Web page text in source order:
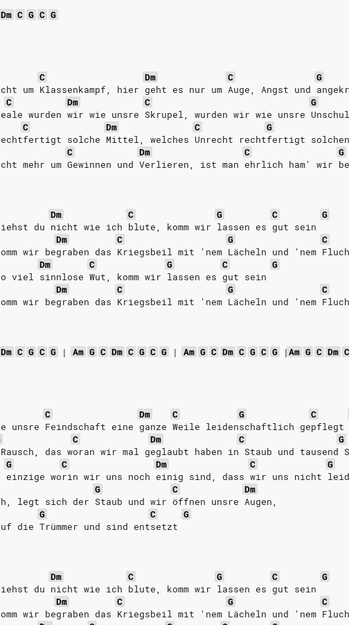
Dm C G C G
C Dm C G
um Klassenkampf, hier geht es nur um Auge, Angst und
C Dm C G
wurden wir wie unsre Skrupel, wurden wir wie unsre
C Dm C G
solche Mittel, welches Unrecht rechtfertigt
C Dm C G
mehr um Gewinnen und Verlieren, ist man ehrlich ham' wir
Dm C G C
G
du nicht wie ich blute, komm wir lassen es gut sein
Dm C G C
wir begraben das Kriegsbeil mit 'nem Lächeln und 'nem Fluch
Dm C G C
G
viel sinnlose Wut, komm wir lassen es gut sein
Dm C G C
wir begraben das Kriegsbeil mit 'nem Lächeln und 'nem Fluch
Dm C G C G | Am G C Dm C G C G | Am G C Dm C G C G |Am G C Dm C
C Dm C G C
unsre Feindschaft eine ganze Weile leidenschaftlich gepflegt
C Dm C G
das woran wir mal geglaubt haben in Staub und tausend
G C Dm C G
einzige worin wir uns noch einig sind, dass wir uns nicht
G C
Dm
legt sich der Staub und wir öffnen unsre Augen,
G C
G
die Trümmer und sind entsetzt
Dm C G C
G
du nicht wie ich blute, komm wir lassen es gut sein
Dm C G C
wir begraben das Kriegsbeil mit 'nem Lächeln und 'nem Fluch